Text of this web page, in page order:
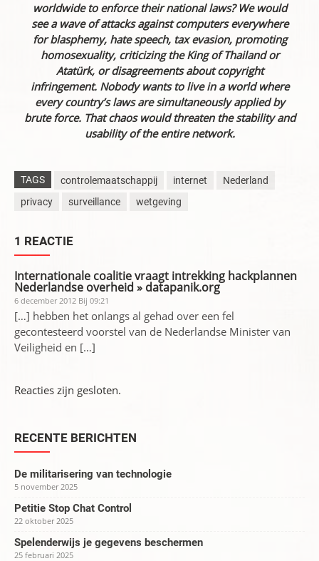
worldwide to enforce their national laws? We would
see a wave of attacks against computers everywhere
for blasphemy, hate speech, tax evasion, promoting
homosexuality, criticizing the King of Thailand or
Atatürk, or disagreements about copyright
infringement. Nobody wants to live in a world where
every country’s laws are simultaneously applied by
brute force. That chaos would threaten the stability and
usability of the entire network.
TAGS controlemaatschappij internet
Nederland
privacy
surveillance wetgeving
1 REACTIE
Internationale coalitie vraagt intrekking hackplannen
Nederlandse overheid » datapanik.org
6 december 2012 Bij 09:21
[…] hebben het onlangs al gehad over een fel
gecontesteerd voorstel van de Nederlandse Minister van
Veiligheid en […]
Reacties zijn gesloten.
RECENTE BERICHTEN
De militarisering van technologie
5 november 2025
Petitie Stop Chat Control
22 oktober 2025
Spelenderwijs je gegevens beschermen
25 februari 2025